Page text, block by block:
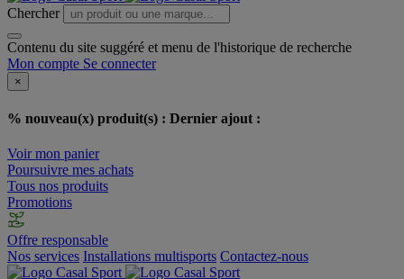
Chercher
Contenu du site suggéré et menu de l'historique de recherche
Mon compte Se connecter
×
% nouveau(x) produit(s) : Dernier ajout :
Voir mon panier
Poursuivre mes achats
Tous nos produits
Promotions
Offre responsable
Nos services Installations multisports Contactez-nous